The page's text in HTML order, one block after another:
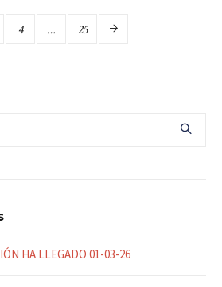
4 … 25
HA LLEGADO 01-03-26